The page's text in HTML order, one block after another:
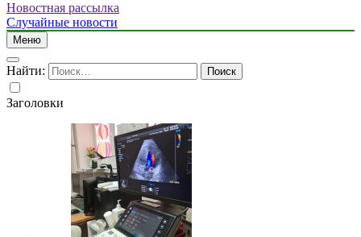
Новостная рассылка
Случайные новости
Меню
Найти:
Заголовки